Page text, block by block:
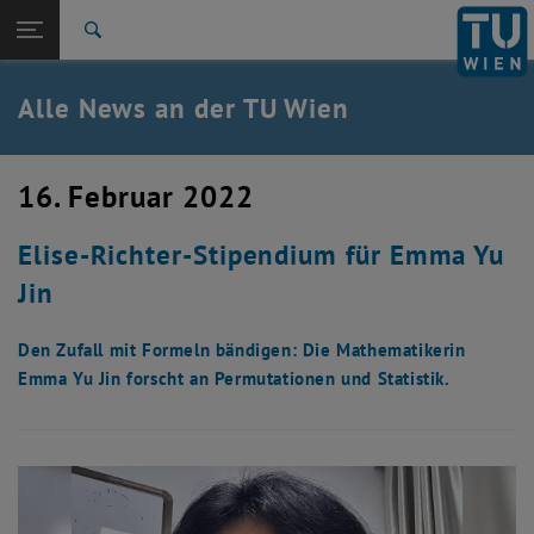
TU Login
Quicklinks
Quicklinks-Menü umschalten
Studium
Karriere
Zurück: Subseiten von TU Wien Startseite auflisten
Zurück zur letzten Ebene:
TU Wien Startseite
Übersicht
Alle News an der TU Wien
16. Februar 2022
Elise-Richter-Stipendium für Emma Yu
Jin
Den Zufall mit Formeln bändigen: Die Mathematikerin
Emma Yu Jin forscht an Permutationen und Statistik.